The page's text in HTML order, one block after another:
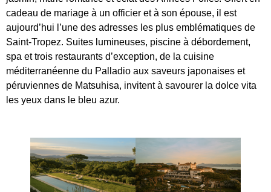
cadeau de mariage à un officier et à son épouse, il est
aujourd’hui l’une des adresses les plus emblématiques de
Saint-Tropez. Suites lumineuses, piscine à débordement,
spa et trois restaurants d’exception, de la cuisine
méditerranéenne du Palladio aux saveurs japonaises et
péruviennes de Matsuhisa, invitent à savourer la dolce vita
les yeux dans le bleu azur.